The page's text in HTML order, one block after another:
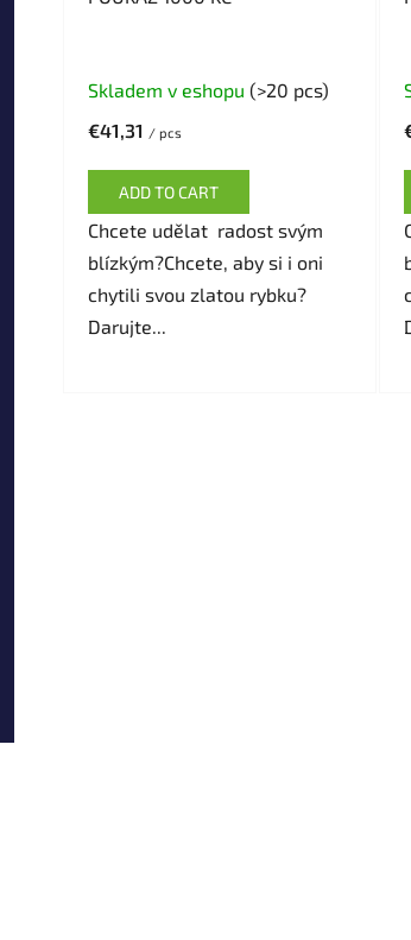
Skladem v eshopu (>20 pcs)
€41,31 / pcs
ADD TO CART
Chcete udělat radost svým
blízkým?Chcete, aby si i oni
chytili svou zlatou rybku?
Darujte...